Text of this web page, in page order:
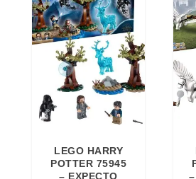
LEGO HARRY
POTTER 75945
– EXPECTO